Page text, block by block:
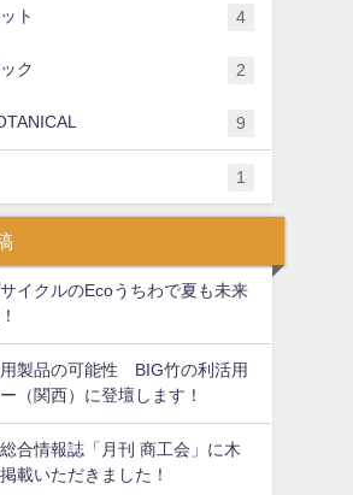
ト 4
ク 2
9
1
イクルのEcoうちわで夏も未来
製品の可能性 BIG竹の利活用
（関西）に登壇します！
合情報誌「月刊 商工会」に木
載いただきました！